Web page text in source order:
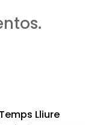
Temps Lliure